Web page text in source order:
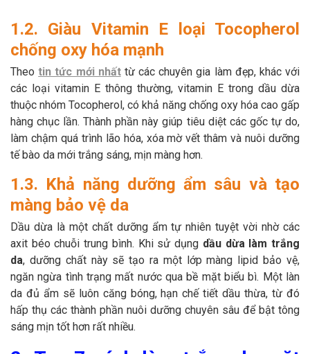
1.2. Giàu Vitamin E loại Tocopherol
chống oxy hóa mạnh
Theotin tức mới nhấttừ các chuyên gia làm đẹp, khác với
các loại vitamin E thông thường, vitamin E trong dầu dừa
thuộc nhóm Tocopherol, có khả năng chống oxy hóa cao gấp
hàng chục lần. Thành phần này giúp tiêu diệt các gốc tự do,
làm chậm quá trình lão hóa, xóa mờ vết thâm và nuôi dưỡng
tế bào da mới trắng sáng, mịn màng hơn.
1.3. Khả năng dưỡng ẩm sâu và tạo
màng bảo vệ da
Dầu dừa là một chất dưỡng ẩm tự nhiên tuyệt vời nhờ các
axit béo chuỗi trung bình. Khi sử dụng dầu dừa làm trắng
da, dưỡng chất này sẽ tạo ra một lớp màng lipid bảo vệ,
ngăn ngừa tình trạng mất nước qua bề mặt biểu bì. Một làn
da đủ ẩm sẽ luôn căng bóng, hạn chế tiết dầu thừa, từ đó
hấp thụ các thành phần nuôi dưỡng chuyên sâu để bật tông
sáng mịn tốt hơn rất nhiều.